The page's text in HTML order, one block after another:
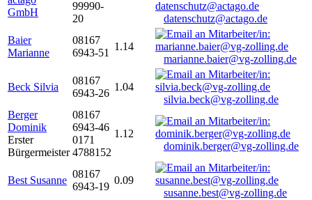
GmbH
99990-
20
datenschutz@actago.de
Baier
Marianne
08167
6943-51
1.14
marianne.baier@vg-zolling.de
Beck Silvia
08167
6943-26
1.04
silvia.beck@vg-zolling.de
Berger
Dominik
Erster
Bürgermeister
08167
6943-46
0171
4788152
1.12
dominik.berger@vg-zolling.de
Best Susanne
08167
6943-19
0.09
susanne.best@vg-zolling.de